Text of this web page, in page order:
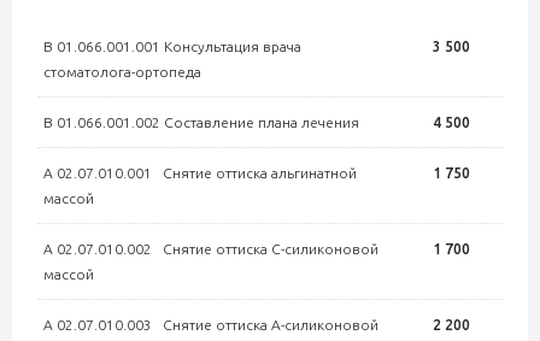
В 01.066.001.001 Консультация врача
стоматолога-ортопеда
3 500
В 01.066.001.002 Составление плана лечения 4 500
А 02.07.010.001 Снятие оттиска альгинатной
массой
1 750
А 02.07.010.002 Снятие оттиска С-силиконовой
массой
1 700
А 02.07.010.003 Снятие оттиска А-силиконовой
2 200